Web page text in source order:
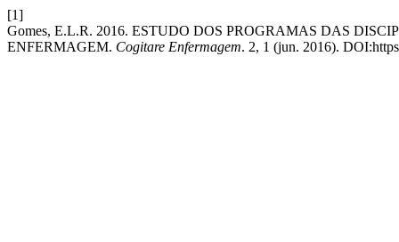
[1]
Gomes, E.L.R. 2016. ESTUDO DOS PROGRAMAS DAS
ENFERMAGEM. Cogitare Enfermagem. 2, 1 (jun. 2016).